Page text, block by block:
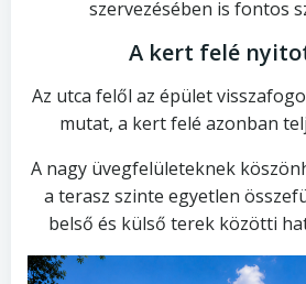
szervezésében is fontos
A kert felé
Az utca felől az épület
mutat, a kert felé azonban
A nagy üvegfelületeknek
a terasz szinte egyetlen
belső és külső terek közötti